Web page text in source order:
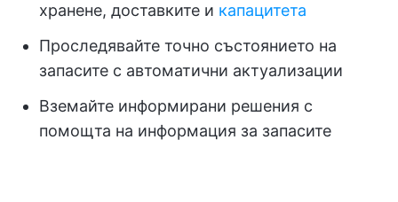
хранене, доставките и капацитета
Проследявайте точно състоянието на
запасите с автоматични актуализации
Вземайте информирани решения с
помощта на информация за запасите